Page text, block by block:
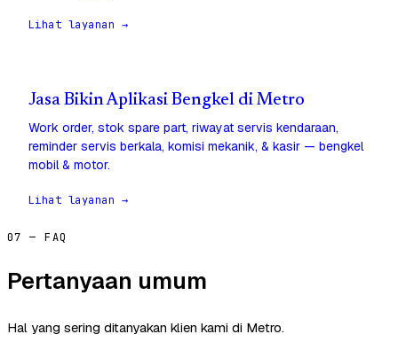
Lihat layanan →
Jasa Bikin Aplikasi Bengkel di Metro
Work order, stok spare part, riwayat servis kendaraan,
reminder servis berkala, komisi mekanik, & kasir — bengkel
mobil & motor.
Lihat layanan →
07 — FAQ
Pertanyaan umum
Hal yang sering ditanyakan klien kami di Metro.